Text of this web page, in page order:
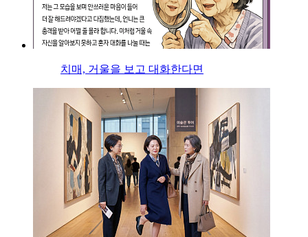
치매, 거울을 보고 대화한다면